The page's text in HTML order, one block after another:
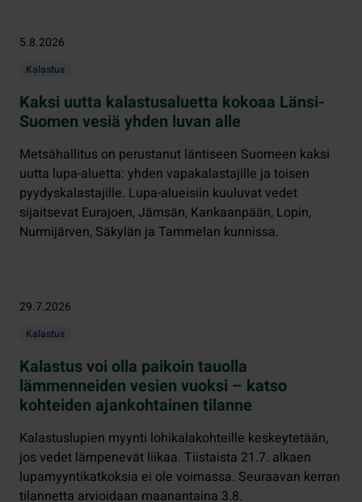
5.8.2026
Kalastus
Kaksi uutta kalastusaluetta kokoaa Länsi-
Suomen vesiä yhden luvan alle
Metsähallitus on perustanut läntiseen Suomeen kaksi
uutta lupa-aluetta: yhden vapakalastajille ja toisen
pyydyskalastajille. Lupa-alueisiin kuuluvat vedet
sijaitsevat Eurajoen, Jämsän, Kankaanpään, Lopin,
Nurmijärven, Säkylän ja Tammelan kunnissa.
29.7.2026
Kalastus
Kalastus voi olla paikoin tauolla
lämmenneiden vesien vuoksi – katso
kohteiden ajankohtainen tilanne
Kalastuslupien myynti lohikalakohteille keskeytetään,
jos vedet lämpenevät liikaa. Tiistaista 21.7. alkaen
lupamyyntikatkoksia ei ole voimassa. Seuraavan kerran
tilannetta arvioidaan maanantaina 3.8.